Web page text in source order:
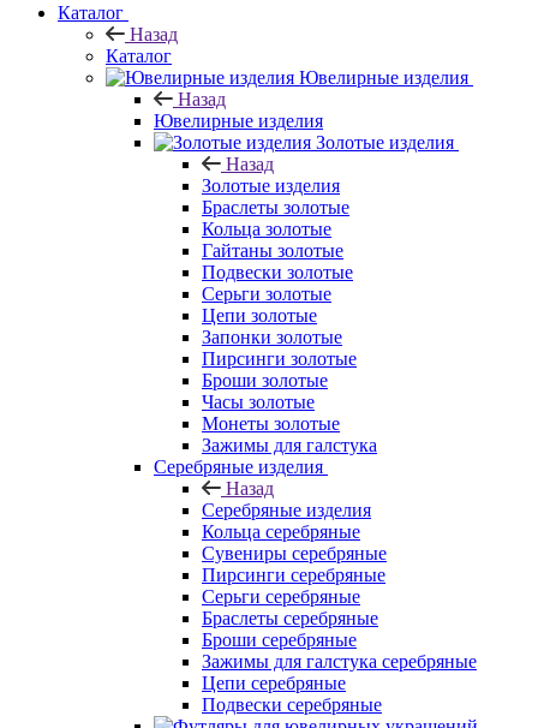
Каталог
Назад
Каталог
Ювелирные изделия
Назад
Ювелирные изделия
Золотые изделия
Назад
Золотые изделия
Браслеты золотые
Кольца золотые
Гайтаны золотые
Подвески золотые
Серьги золотые
Цепи золотые
Запонки золотые
Пирсинги золотые
Броши золотые
Часы золотые
Монеты золотые
Зажимы для галстука
Серебряные изделия
Назад
Серебряные изделия
Кольца серебряные
Сувениры серебряные
Пирсинги серебряные
Серьги серебряные
Браслеты серебряные
Броши серебряные
Зажимы для галстука серебряные
Цепи серебряные
Подвески серебряные